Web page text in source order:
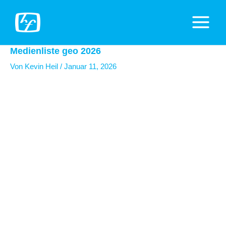
Inhalt
springen
Main
Medienliste geo 2026
Von Kevin Heil / Januar 11, 2026